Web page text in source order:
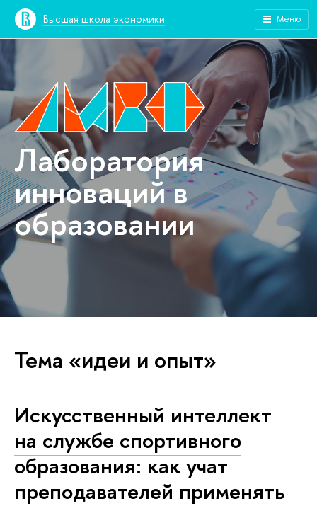
Высшая школа экономики Меню
Лаборатория
инноваций в
образовании
Тема «идеи и опыт»
Искусственный интеллект
на службе спортивного
образования: как учат
преподавателей применять